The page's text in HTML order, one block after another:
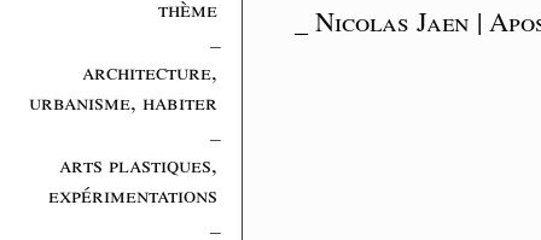
thème
architecture,
urbanisme, habiter
arts plastiques,
expérimentations
_ Nicolas Jaen |